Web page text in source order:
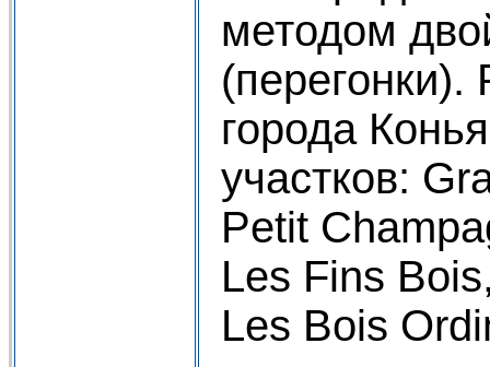
методом
(перегонки).
города
участков:
Petit
Les Fins
Les Bois